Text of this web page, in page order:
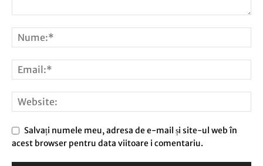
Salvați numele meu, adresa de e-mail și site-ul web în
acest browser pentru data viitoare i comentariu.